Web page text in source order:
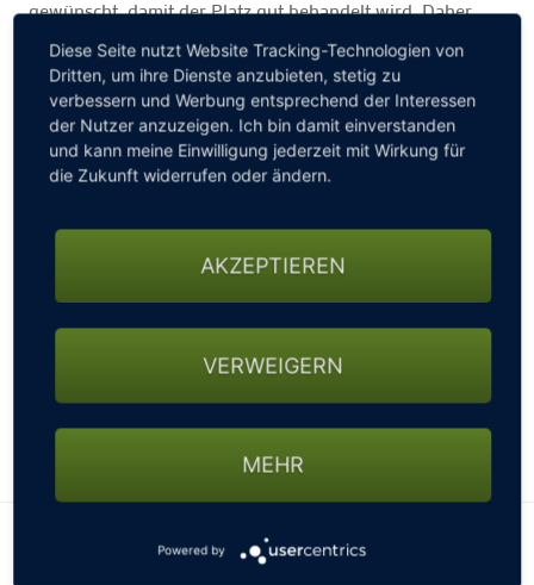
gewünscht, damit der Platz gut behandelt wird. Daher
würden wir empfehlen die Golfanlagen vor dem Spiel
kurz zu befragen.
Hier geht es zuPlatzreife- und Schnupperkursen!
Wir von München spielt Golf finden das Angebot an
Golf Sport & zum Schnuppern perfekt.
Wer Lunte gerochen hat und mehr und öfter Golf spielen
möchte und Ehrgeiz entwickelt, sich gegen andere in
Turnieren zu messen, der kommt aber vermutlich um eine
echte Mitgliedschaft im Golfclub nicht herum und sollte
sich in denGolfclubs nach guten Angeboten einer
Mitgliedschaft
Anzahl
Diese Seite nutzt Website Tracking-Technologien von
Dritten, um ihre Dienste anzubieten, stetig zu
verbessern und Werbung entsprechend der Interessen
der Nutzer anzuzeigen. Ich bin damit einverstanden
und kann meine Einwilligung jederzeit mit Wirkung für
die Zukunft widerrufen oder ändern.
AKZEPTIEREN
VERWEIGERN
MEHR
Powered by